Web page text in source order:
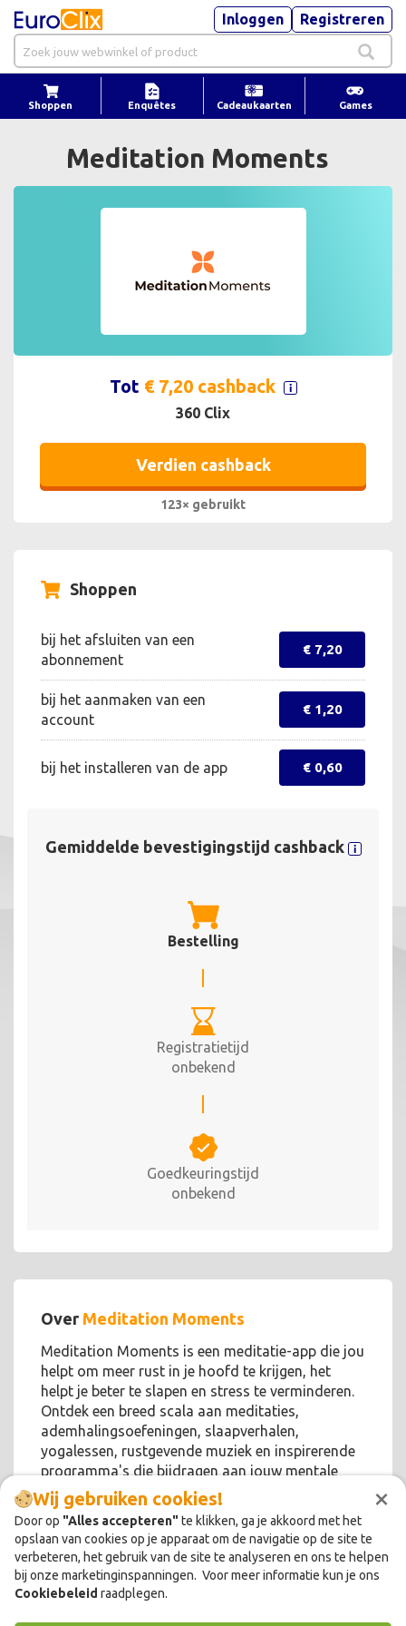
Inloggen Registreren
Shoppen Enquêtes Cadeaukaarten Games
×
Wij gebruiken cookies!
Door op "Alles accepteren"te klikken, ga je akkoord met het
opslaan van cookies op je apparaat om de navigatie op de site te
verbeteren, het gebruik van de site te analyseren en ons te helpen
bij onze marketinginspanningen. Voor meer informatie kun je ons
Cookiebeleid raadplegen.
Meditation Moments
Tot € 7,20 cashback
360 Clix
Verdien cashback
123× gebruikt
Shoppen
bij het afsluiten van een
abonnement
€ 7,20
bij het aanmaken van een
account
€ 1,20
bij het installeren van de app € 0,60
Gemiddelde bevestigingstijd cashback
Bestelling
Registratietijd
onbekend
Goedkeuringstijd
onbekend
Over Meditation Moments
Meditation Moments is een meditatie-app die jou
helpt om meer rust in je hoofd te krijgen, het
helpt je beter te slapen en stress te verminderen.
Ontdek een breed scala aan meditaties,
ademhalingsoefeningen, slaapverhalen,
yogalessen, rustgevende muziek en inspirerende
programma's die bijdragen aan jouw mentale
welzijn!